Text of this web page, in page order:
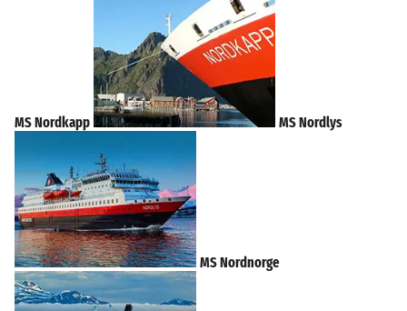
MS Nordkapp MS Nordlys
MS Nordnorge